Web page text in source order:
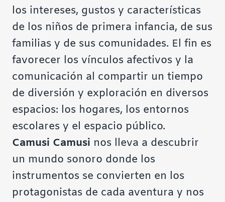
los intereses, gustos y características
de los niños de primera infancia, de sus
familias y de sus comunidades. El fin es
favorecer los vínculos afectivos y la
comunicación al compartir un tiempo
de diversión y exploración en diversos
espacios: los hogares, los entornos
escolares y el espacio público.
Camusi Camusi nos lleva a descubrir
un mundo sonoro donde los
instrumentos se convierten en los
protagonistas de cada aventura y nos